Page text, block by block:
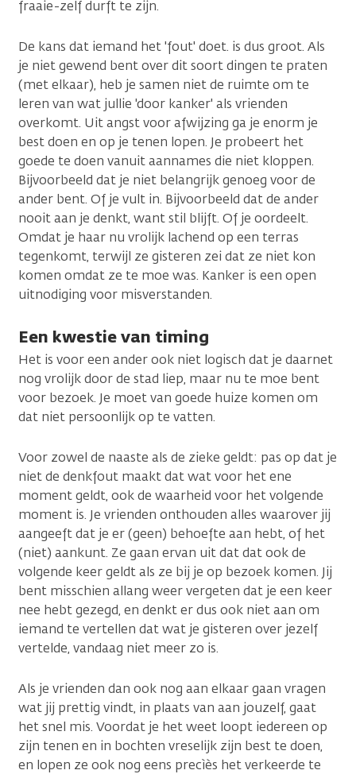
fraaie-zelf durft te zijn.
De kans dat iemand het 'fout' doet. is dus groot. Als
je niet gewend bent over dit soort dingen te praten
(met elkaar), heb je samen niet de ruimte om te
leren van wat jullie 'door kanker' als vrienden
overkomt. Uit angst voor afwijzing ga je enorm je
best doen en op je tenen lopen. Je probeert het
goede te doen vanuit aannames die niet kloppen.
Bijvoorbeeld dat je niet belangrijk genoeg voor de
ander bent. Of je vult in. Bijvoorbeeld dat de ander
nooit aan je denkt, want stil blijft. Of je oordeelt.
Omdat je haar nu vrolijk lachend op een terras
tegenkomt, terwijl ze gisteren zei dat ze niet kon
komen omdat ze te moe was. Kanker is een open
uitnodiging voor misverstanden.
Een kwestie van timing
Het is voor een ander ook niet logisch dat je daarnet
nog vrolijk door de stad liep, maar nu te moe bent
voor bezoek. Je moet van goede huize komen om
dat niet persoonlijk op te vatten.
Voor zowel de naaste als de zieke geldt: pas op dat je
niet de denkfout maakt dat wat voor het ene
moment geldt, ook de waarheid voor het volgende
moment is. Je vrienden onthouden alles waarover jij
aangeeft dat je er (geen) behoefte aan hebt, of het
(niet) aankunt. Ze gaan ervan uit dat dat ook de
volgende keer geldt als ze bij je op bezoek komen. Jij
bent misschien allang weer vergeten dat je een keer
nee hebt gezegd, en denkt er dus ook niet aan om
iemand te vertellen dat wat je gisteren over jezelf
vertelde, vandaag niet meer zo is.
Als je vrienden dan ook nog aan elkaar gaan vragen
wat jij prettig vindt, in plaats van aan jouzelf, gaat
het snel mis. Voordat je het weet loopt iedereen op
zijn tenen en in bochten vreselijk zijn best te doen,
en lopen ze ook nog eens precìès het verkeerde te